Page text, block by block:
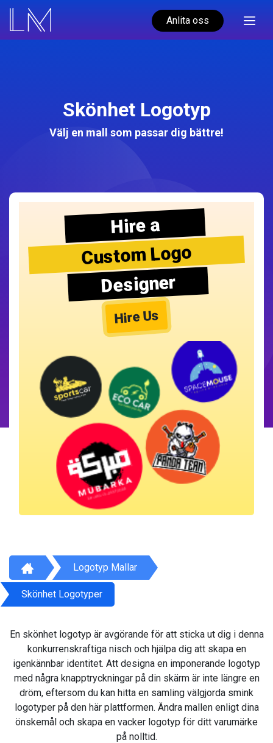
Anlita oss
Skönhet Logotyp
Välj en mall som passar dig bättre!
Hire a
Custom Logo
Designer
Hire Us
Logotyp Mallar
Skönhet Logotyper
En skönhet logotyp är avgörande för att sticka ut dig i denna
konkurrenskraftiga nisch och hjälpa dig att skapa en
igenkännbar identitet. Att designa en imponerande logotyp
med några knapptryckningar på din skärm är inte längre en
dröm, eftersom du kan hitta en samling välgjorda smink
logotyper på den här plattformen. Ändra mallen enligt dina
önskemål och skapa en vacker logotyp för ditt varumärke
på nolltid.